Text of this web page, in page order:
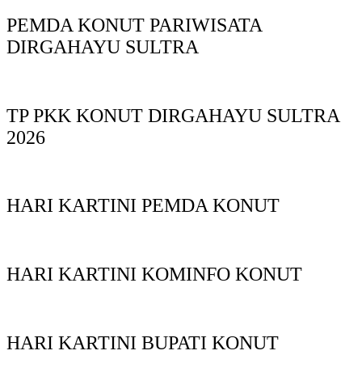
PEMDA KONUT PARIWISATA
DIRGAHAYU SULTRA
TP PKK KONUT DIRGAHAYU SULTRA
2026
HARI KARTINI PEMDA KONUT
HARI KARTINI KOMINFO KONUT
HARI KARTINI BUPATI KONUT